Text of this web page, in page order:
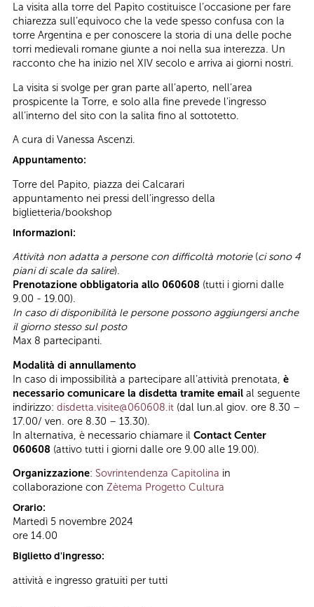
La visita alla torre del Papito costituisce l’occasione per fare
chiarezza sull’equivoco che la vede spesso confusa con la
torre Argentina e per conoscere la storia di una delle poche
torri medievali romane giunte a noi nella sua interezza. Un
racconto che ha inizio nel XIV secolo e arriva ai giorni nostri.
La visita si svolge per gran parte all’aperto, nell’area
prospicente la Torre, e solo alla fine prevede l’ingresso
all’interno del sito con la salita fino al sottotetto.
A cura di Vanessa Ascenzi.
Appuntamento:
Torre del Papito, piazza dei Calcarari
appuntamento nei pressi dell’ingresso della
biglietteria/bookshop
Informazioni:
Attività non adatta a persone con difficoltà motorie(ci sono 4
piani di scale da salire).
Prenotazione obbligatoria allo 060608 (tutti i giorni dalle
9.00 - 19.00).
In caso di disponibilità le persone possono aggiungersi anche
il giorno stesso sul posto
Max 8 partecipanti.
Modalità di annullamento
In caso di impossibilità a partecipare all’attività prenotata, è
necessario comunicare la disdetta tramite email al seguente
indirizzo: disdetta.visite@060608.it (dal lun.al giov. ore 8.30 –
17.00/ ven. ore 8.30 – 13.30).
In alternativa, è necessario chiamare il Contact Center
060608 (attivo tutti i giorni dalle ore 9.00 alle 19.00).
Organizzazione: Sovrintendenza Capitolina in
collaborazione con Zètema Progetto Cultura
Orario:
Martedì 5 novembre 2024
ore 14.00
Biglietto d'ingresso:
attività e ingresso gratuiti per tutti